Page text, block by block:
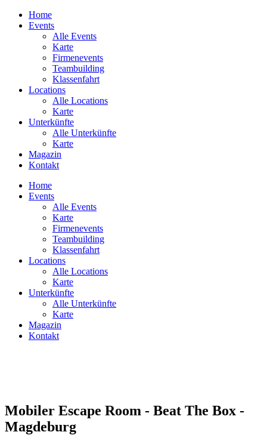
Home
Events
Alle Events
Karte
Firmenevents
Teambuilding
Klassenfahrt
Locations
Alle Locations
Karte
Unterkünfte
Alle Unterkünfte
Karte
Magazin
Kontakt
Home
Events
Alle Events
Karte
Firmenevents
Teambuilding
Klassenfahrt
Locations
Alle Locations
Karte
Unterkünfte
Alle Unterkünfte
Karte
Magazin
Kontakt
Mobiler Escape Room - Beat The Box -
Magdeburg